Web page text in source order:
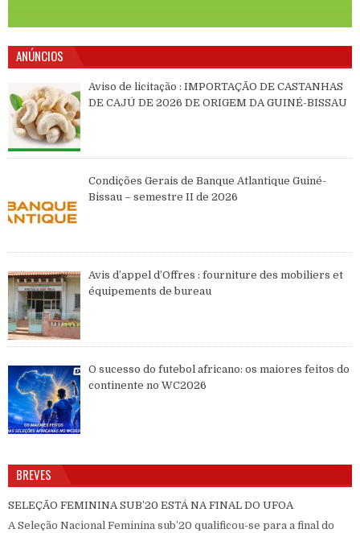
ANÚNCIOS
Aviso de licitação : IMPORTAÇÃO DE CASTANHAS
DE CAJÚ DE 2026 DE ORIGEM DA GUINÉ-BISSAU
Condições Gerais de Banque Atlantique Guiné-
Bissau – semestre II de 2026
Avis d’appel d’Offres : fourniture des mobiliers et
équipements de bureau
O sucesso do futebol africano: os maiores feitos do
continente no WC2026
BREVES
SELEÇÃO FEMININA SUB’20 ESTÁ NA FINAL DO UFOA
A Seleção Nacional Feminina sub’20 qualificou-se para a final do